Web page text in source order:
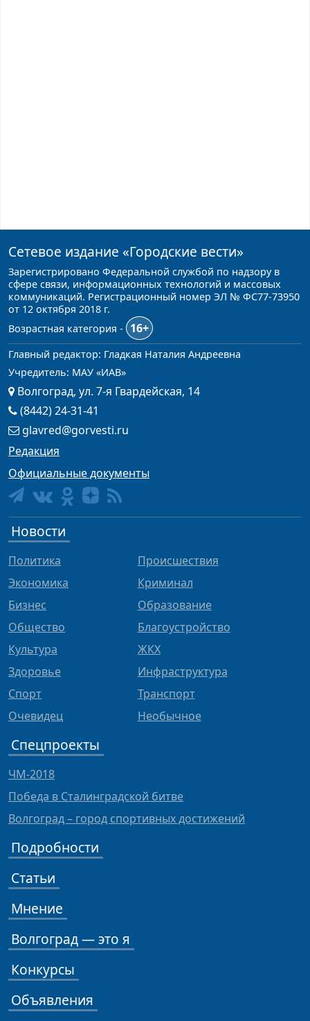
Сетевое издание «Городские вести»
Зарегистрировано Федеральной службой по надзору в
сфере связи, информационных технологий и массовых
коммуникаций. Регистрационный номер ЭЛ № ФС77-73950
от 12 октября 2018 г.
Возрастная категория -
16+
Главный редактор: Гладкая Наталия Андреевна
Учредитель: МАУ «ИАВ»
Волгоград, ул. 7-я Гвардейская, 14
(8442) 24-31-41
glavred@gorvesti.ru
Редакция
Официальные документы
Новости
Политика
Экономика
Бизнес
Общество
Культура
Здоровье
Спорт
Очевидец
Происшествия
Криминал
Образование
Благоустройство
ЖКХ
Инфраструктура
Транспорт
Необычное
Спецпроекты
ЧМ-2018
Победа в Сталинградской битве
Волгоград – город спортивных достижений
Подробности
Статьи
Мнение
Волгоград — это я
Конкурсы
Объявления